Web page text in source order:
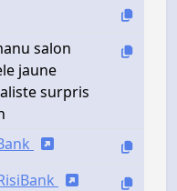
salon
jaune
surpris